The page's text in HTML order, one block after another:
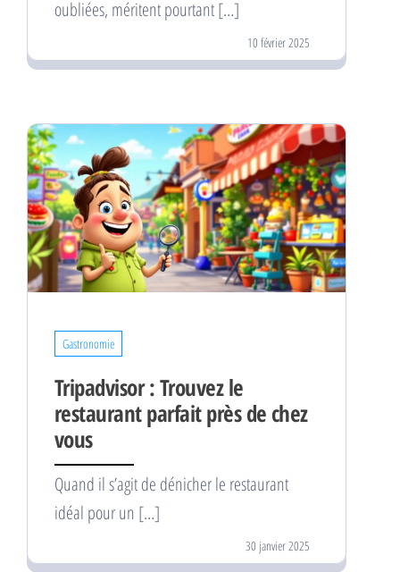
oubliées, méritent pourtant […]
10 février 2025
Gastronomie
Tripadvisor : Trouvez le
restaurant parfait près de chez
vous
Quand il s’agit de dénicher le restaurant
idéal pour un […]
30 janvier 2025